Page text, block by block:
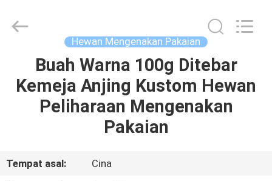
RUMAH
PRODUK
KAMI
Pets2Go
Trading
Hewan Mengenakan Pakaian
Buah Warna 100g Ditebar
Kemeja Anjing Kustom Hewan
Peliharaan Mengenakan
Pakaian
Tempat asal:
Cina